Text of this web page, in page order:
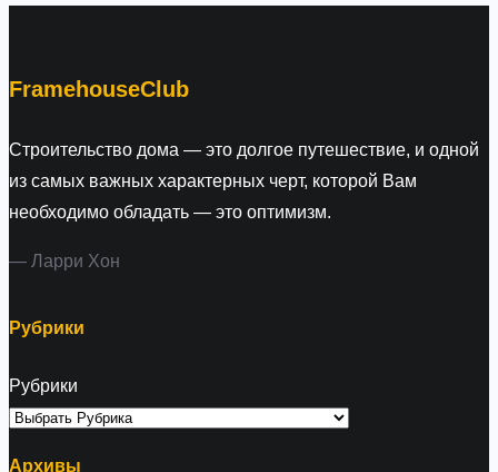
FramehouseClub
Строительство дома — это долгое путешествие, и одной
из самых важных характерных черт, которой Вам
необходимо обладать — это оптимизм.
— Ларри Хон
Рубрики
Рубрики
Архивы